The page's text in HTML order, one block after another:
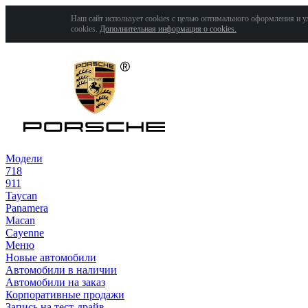
Наш сайт использует cookies с целью оптимального оформления и
cookies. Дополнительная информация о cookies.
Модели
718
911
Taycan
Panamera
Macan
Cayenne
Меню
Новые автомобили
Автомобили в наличии
Автомобили на заказ
Корпоративные продажи